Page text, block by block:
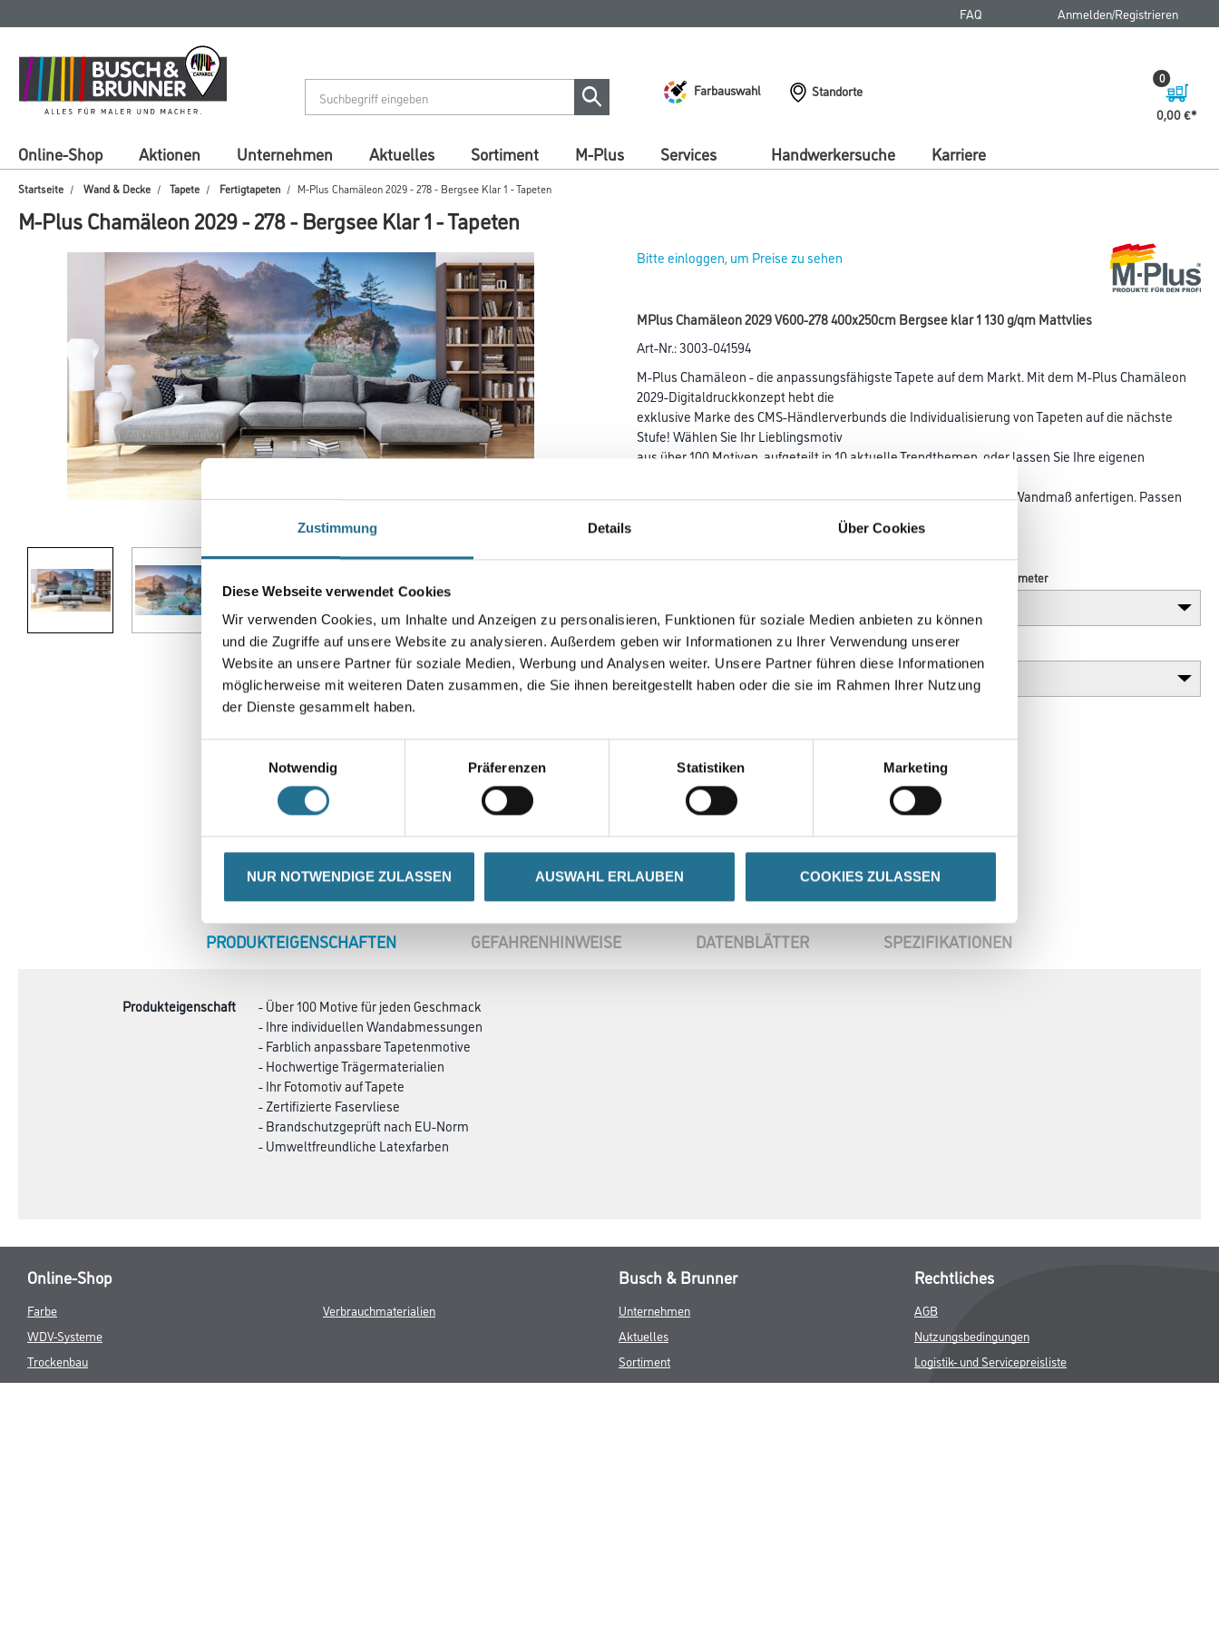
Zustimmung Details Über Cookies
Diese Webseite verwendet Cookies
Wir verwenden Cookies, um Inhalte und Anzeigen zu personalisieren, Funktionen für soziale Medien anbieten zu können
und die Zugriffe auf unsere Website zu analysieren. Außerdem geben wir Informationen zu Ihrer Verwendung unserer
Website an unsere Partner für soziale Medien, Werbung und Analysen weiter. Unsere Partner führen diese Informationen
möglicherweise mit weiteren Daten zusammen, die Sie ihnen bereitgestellt haben oder die sie im Rahmen Ihrer Nutzung
der Dienste gesammelt haben.
Notwendig
Präferenzen Statistiken Marketing
NUR NOTWENDIGE ZULASSEN AUSWAHL ERLAUBEN COOKIES ZULASSEN
springen
springen
FAQ Anmelden/Registrieren
Farbauswahl
Standorte
0,00 €
0
Online-Shop Aktionen Unternehmen Aktuelles Sortiment M-Plus Services Handwerkersuche Karriere
Startseite Wand & Decke Tapete Fertigtapeten M-Plus Chamäleon 2029 - 278 - Bergsee Klar 1 - Tapeten
M-Plus Chamäleon 2029 - 278 - Bergsee Klar 1 - Tapeten
Bitte einloggen, um Preise zu sehen
MPlus Chamäleon 2029 V600-278 400x250cm Bergsee klar 1 130 g/qm Mattvlies
Art-Nr.:3003-041594
M-Plus Chamäleon - die anpassungsfähigste Tapete auf dem Markt. Mit dem M-Plus Chamäleon
2029-Digitaldruckkonzept hebt die
exklusive Marke des CMS-Händlerverbunds die Individualisierung von Tapeten auf die nächste
Stufe! Wählen Sie Ihr Lieblingsmotiv
aus über 100 Motiven, aufgeteilt in 10 aktuelle Trendthemen, oder lassen Sie Ihre eigenen
umsetzen! M-Plus Chamäleon 2029-Tapeten lassen sich in jedem Wandmaß anfertigen. Passen
Sie so Ihre Digitaldrucktapete genau auf
Länge in centimeter
Breite in centimeter Gebinde
CURRENT
PRODUKTEIGENSCHAFTEN GEFAHRENHINWEISE DATENBLÄTTER SPEZIFIKATIONEN
Produkteigenschaft
- Über 100 Motive für jeden Geschmack
- Ihre individuellen Wandabmessungen
- Farblich anpassbare Tapetenmotive
- Hochwertige Trägermaterialien
- Ihr Fotomotiv auf Tapete
- Zertifizierte Faservliese
- Brandschutzgeprüft nach EU-Norm
- Umweltfreundliche Latexfarben
Online-Shop
Farbe
WDV-Systeme
Trockenbau
Putze- und Spachtelmassen
Verbrauchmaterialien
Busch & Brunner
Unternehmen
Aktuelles
Sortiment
Eigenmarken
Rechtliches
AGB
Nutzungsbedingungen
Logistik- und Servicepreisliste
Impressum